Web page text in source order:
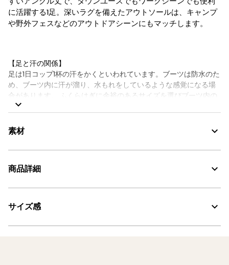
に活躍する1足。深いラグを備えたアウトソールは、キャンプ
や野外フェスなどのアウトドアシーンにもマッチします。
【足と汗の関係】
足は1日コップ1杯の汗をかくといわれています。ブーツは防水のた
め、ブーツ内に汗が溜り、水もれをしているような感覚になる場
合があります。 ふくらはぎに余裕のあるサイズを選びブーツ内の
湿気が排出できるようにしたり、履き替えられる場所ではサンダ
も考えた着用をおすすめ致します。
◆ラバーブーツのメンテナンスにお勧めの専用スプレーはこちら
素材
素材の特徴
MADE IN FRANCE : メイド イン フランス
商品詳細
・色：マロン (005)
サイズ感